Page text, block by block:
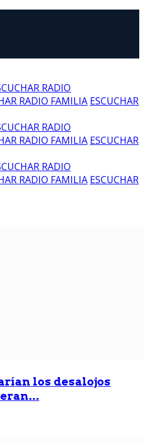
RADIO
RADIO FAMILIA ESCUCHAR
RADIO
RADIO FAMILIA ESCUCHAR
RADIO
RADIO FAMILIA ESCUCHAR
los desalojos